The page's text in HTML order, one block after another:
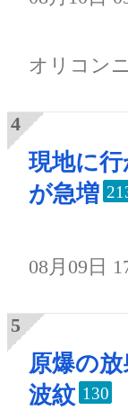
オリコン
現地に行
が急増
08月09日
原爆の
波紋 130